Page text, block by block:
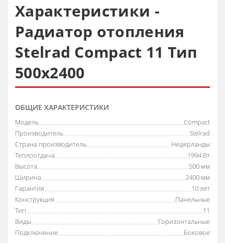
Характеристики -
Радиатор отопления
Stelrad Compact 11 Тип
500х2400
ОБЩИЕ ХАРАКТЕРИСТИКИ
Модель
Compact
Производитель
Stelrad
Страна производитель
Нидерланды
Теплоотдача
1994 Вт
Высота
500 мм
Ширина
2400 мм
Гарантия
10 лет
Конструкция
Панельные
Тип
11
Виды
Горизонтальные
Подключение
Боковое